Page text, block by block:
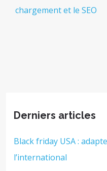
chargement et le SEO
Derniers articles
Black friday USA :
l’international